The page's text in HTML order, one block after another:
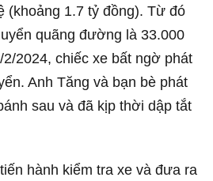
(khoảng 1.7 tỷ đồng). Từ đó
quãng đường là 33.000
2024, chiếc xe bất ngờ phát
Anh Tăng và bạn bè phát
sau và đã kịp thời dập tắt
hành kiểm tra xe và đưa ra